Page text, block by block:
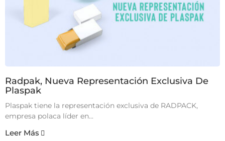
Radpak, Nueva Representación Exclusiva De
Plaspak
Plaspak tiene la representación exclusiva de RADPACK,
empresa polaca líder en...
Leer Más